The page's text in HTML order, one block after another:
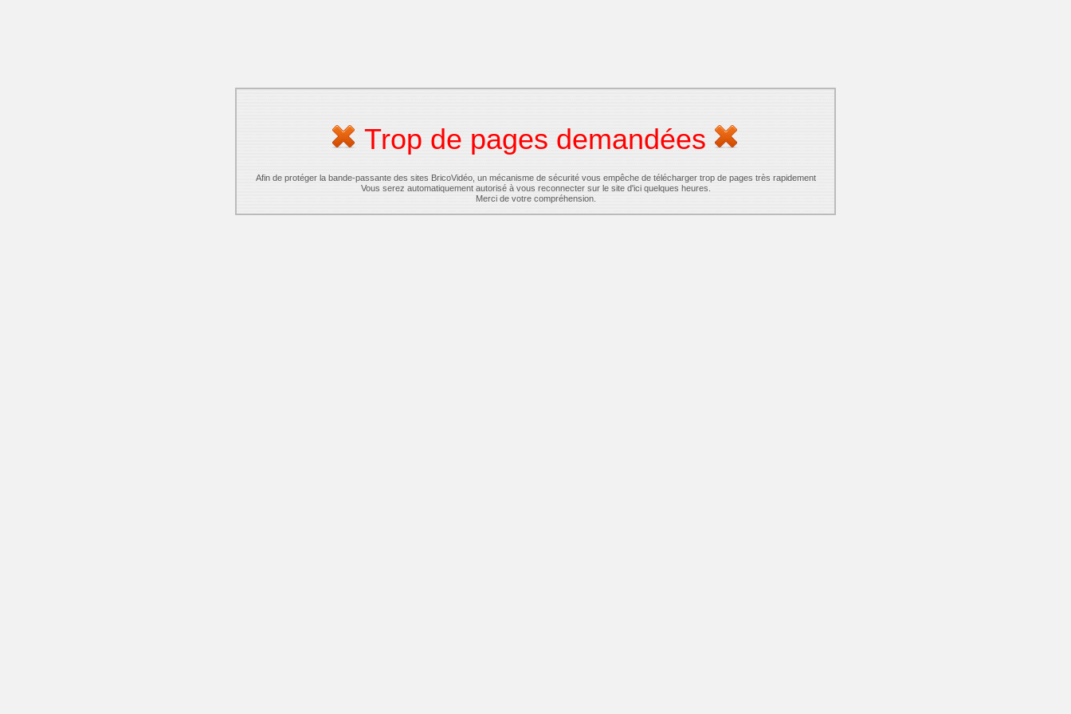
Trop de pages demandées
Afin de protéger la bande-passante des sites BricoVidéo, un mécanisme de sécurité vous empêche de télécharger trop de pages très rapidement
Vous serez automatiquement autorisé à vous reconnecter sur le site d'ici quelques heures.
Merci de votre compréhension.